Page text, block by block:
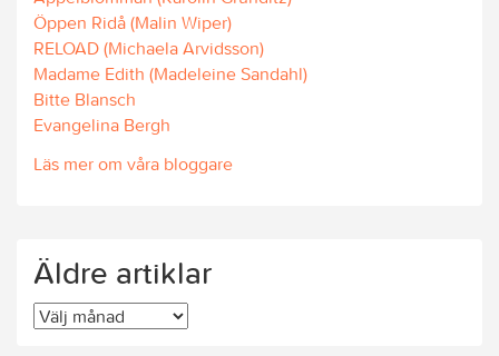
Öppen Ridå (Malin Wiper)
RELOAD (Michaela Arvidsson)
Madame Edith (Madeleine Sandahl)
Bitte Blansch
Evangelina Bergh
Läs mer om våra bloggare
Äldre artiklar
Äldre